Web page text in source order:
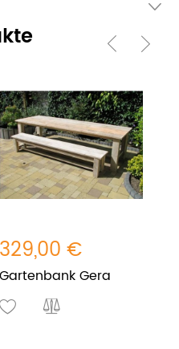
329,00 €
Gartenbank Gera